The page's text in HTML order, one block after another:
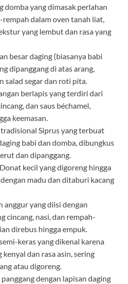
domba yang dimasak perlahan
dalam oven tanah liat,
yang lembut dan rasa yang
besar daging (biasanya babi
dipanggang di atas arang,
salad segar dan roti pita.
berlapis yang terdiri dari
dan saus béchamel,
keemasan.
tradisional Siprus yang terbuat
babi dan domba, dibungkus
dan dipanggang.
kecil yang digoreng hingga
madu dan ditaburi kacang
anggur yang diisi dengan
cincang, nasi, dan rempah-
direbus hingga empuk.
keras yang dikenal karena
dan rasa asin, sering
atau digoreng.
panggang dengan lapisan daging